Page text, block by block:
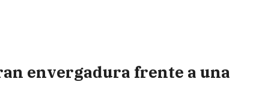
envergadura frente a una